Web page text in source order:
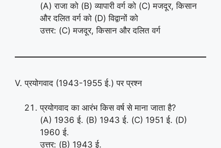
(A) राजा को (B) व्यापारी वर्ग को (C) मजदूर, किसान
और दलित वर्ग को (D) विद्वानों को
उत्तर: (C) मजदूर, किसान और दलित वर्ग
V. प्रयोगवाद (1943-1955 ई.) पर प्रश्न
प्रयोगवाद का आरंभ किस वर्ष से माना जाता है?
(A) 1936 ई. (B) 1943 ई. (C) 1951 ई. (D)
1960 ई.
उत्तर: (B) 1943 ई.